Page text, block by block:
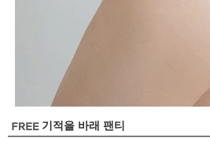
기적을 바래 팬티